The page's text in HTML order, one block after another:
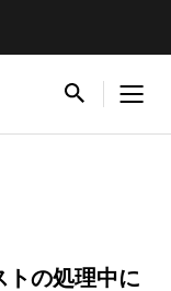
トの処理中に